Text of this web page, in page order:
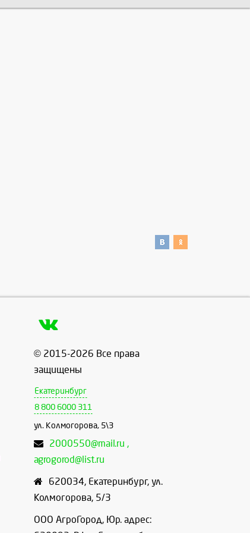
© 2015-2026 Все права
защищены
Екатеринбург
8 800 6000 311
ул. Колмогорова, 5\3
2000550@mail.ru ,
agrogorod@list.ru
620034, Екатеринбург, ул.
Колмогорова, 5/3
ООО АгроГород, Юр. адрес: